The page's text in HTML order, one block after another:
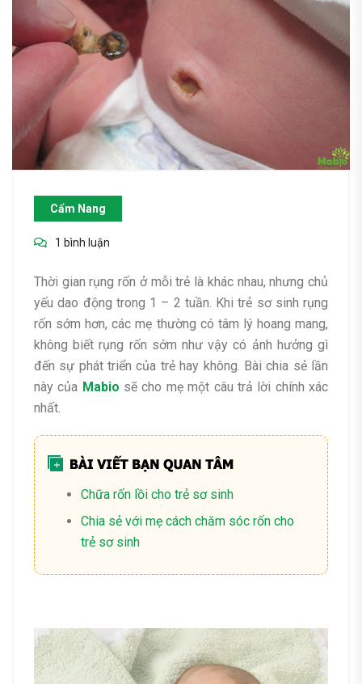
Cẩm Nang
1 bình luận
Thời gian rụng rốn ở mỗi trẻ là khác nhau, nhưng chủ
yếu dao động trong 1 – 2 tuần. Khi trẻ sơ sinh rụng
rốn sớm hơn, các mẹ thường có tâm lý hoang mang,
không biết rụng rốn sớm như vậy có ảnh hưởng gì
đến sự phát triển của trẻ hay không. Bài chia sẻ lần
này của Mabio sẽ cho mẹ một câu trả lời chính xác
nhất.
Chữa rốn lồi cho trẻ sơ sinh
Chia sẻ với mẹ cách chăm sóc rốn cho
trẻ sơ sinh